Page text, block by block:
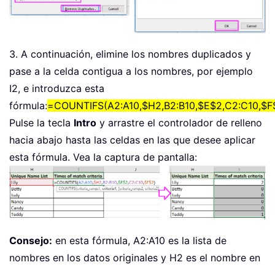
3. A continuación, elimine los nombres duplicados y
pase a la celda contigua a los nombres, por ejemplo
I2, e introduzca esta
fórmula:
Pulse la tecla Intro y arrastre el controlador de relleno
hacia abajo hasta las celdas en las que desee aplicar
esta fórmula. Vea la captura de pantalla:
Consejo: en esta fórmula, A2:A10 es la lista de
nombres en los datos originales y H2 es el nombre en